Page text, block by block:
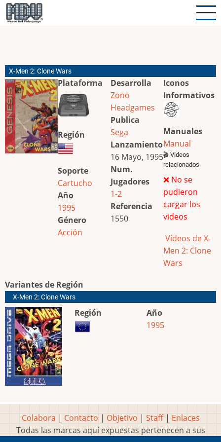
Pasar
al
X-Men 2: Clone Wars
Plataforma
Región
Soporte
Cartucho
Año
1995
Género
Acción
Desarrolla
Zono
Headgames
Publica
Sega
Lanzamiento
16 Mayo, 1995
Num.
Jugadores
1-2
Referencia
1550
Iconos
Informativos
Manuales
Manual
🎬 Videos
relacionados
❌ No se
pudieron
cargar los
videos
Vídeos de X-
Men 2: Clone
Wars
Variantes de Región
X-Men 2: Clone Wars
Región
Año
1995
Colabora | Contacto | Objetivo | Staff| Enlaces
Todas las marcas aquí expuestas pertenecen a sus